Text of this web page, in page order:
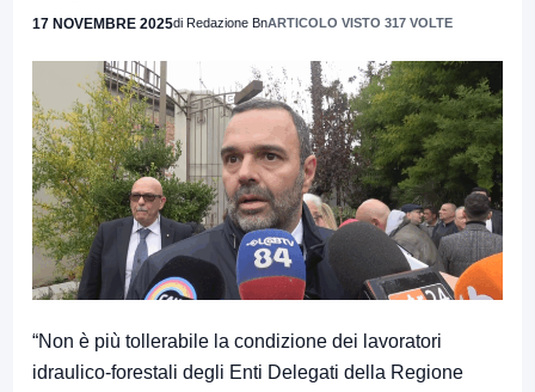
17 NOVEMBRE 2025di Redazione BnARTICOLO VISTO 317 VOLTE
“Non è più tollerabile la condizione dei lavoratori
idraulico-forestali degli Enti Delegati della Regione